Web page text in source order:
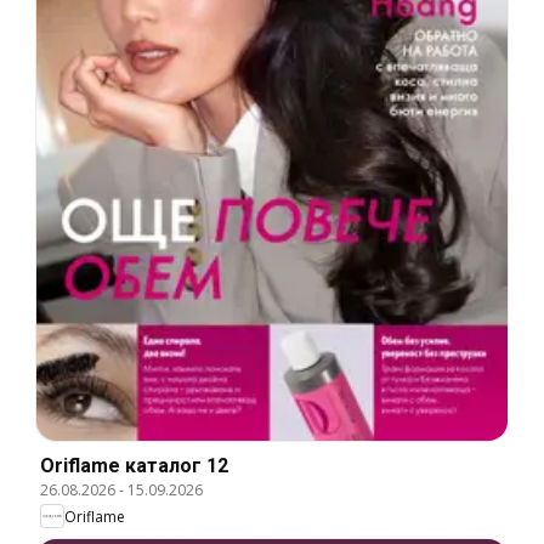
Oriflame каталог 12
26.08.2026- 15.09.2026
Oriflame